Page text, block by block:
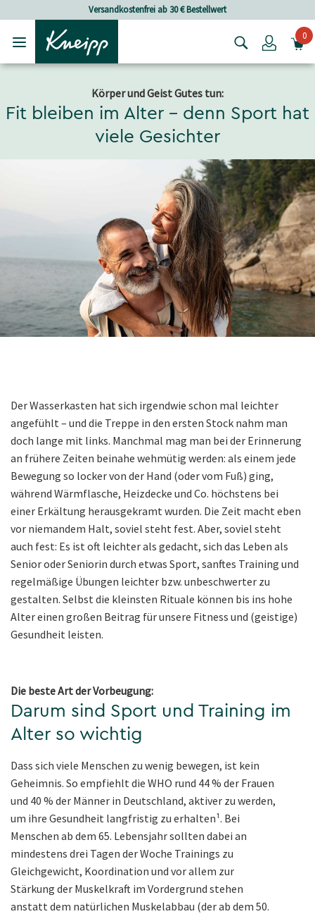
Skip to main content
Skip to footer contentVersandkostenfrei ab 30 € Bestellwert
Login0
Körper und Geist Gutes tun:
Fit bleiben im Alter – denn Sport hat
viele Gesichter
Der Wasserkasten hat sich irgendwie schon mal leichter
angefühlt – und die Treppe in den ersten Stock nahm man
doch lange mit links. Manchmal mag man bei der Erinnerung
an frühere Zeiten beinahe wehmütig werden: als einem jede
Bewegung so locker von der Hand (oder vom Fuß) ging,
während Wärmflasche, Heizdecke und Co. höchstens bei
einer Erkältung herausgekramt wurden. Die Zeit macht eben
vor niemandem Halt, soviel steht fest. Aber, soviel steht
auch fest: Es ist oft leichter als gedacht, sich das Leben als
Senior oder Seniorin durch etwas Sport, sanftes Training und
regelmäßige Übungen leichter bzw. unbeschwerter zu
gestalten. Selbst die kleinsten Rituale können bis ins hohe
Alter einen großen Beitrag für unsere Fitness und (geistige)
Gesundheit leisten.
Die beste Art der Vorbeugung:
Darum sind Sport und Training im
Alter so wichtig
Dass sich viele Menschen zu wenig bewegen, ist kein
Geheimnis. So empfiehlt die WHO rund 44 % der Frauen
und 40 % der Männer in Deutschland, aktiver zu werden,
um ihre Gesundheit langfristig zu erhalten¹. Bei
Menschen ab dem 65. Lebensjahr sollten dabei an
mindestens drei Tagen der Woche Trainings zu
Gleichgewicht, Koordination und vor allem zur
Stärkung der Muskelkraft im Vordergrund stehen
anstatt dem natürlichen Muskelabbau (der ab dem 50.